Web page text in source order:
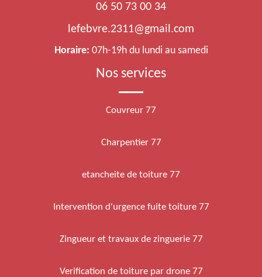
06 50 73 00 34
lefebvre.2311@gmail.com
Horaire: 07h-19h du lundi au samedi
Nos services
Couvreur 77
Charpentier 77
etancheite de toiture 77
Intervention d'urgence fuite toiture 77
Zingueur et travaux de zinguerie 77
Verification de toiture par drone 77